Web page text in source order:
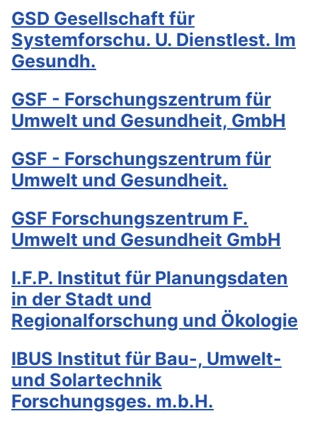
GSD Gesellschaft für
Systemforschu. U. Dienstlest. Im
Gesundh.
GSF - Forschungszentrum für
Umwelt und Gesundheit, GmbH
GSF - Forschungszentrum für
Umwelt und Gesundheit.
GSF Forschungszentrum F.
Umwelt und Gesundheit GmbH
I.F.P. Institut für Planungsdaten
in der Stadt und
Regionalforschung und Ökologie
IBUS Institut für Bau-, Umwelt-
und Solartechnik
Forschungsges. m.b.H.